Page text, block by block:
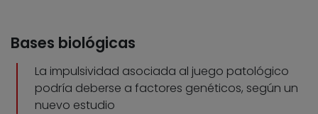
Bases biológicas
La impulsividad asociada al juego patológico
podría deberse a factores genéticos, según un
nuevo estudio